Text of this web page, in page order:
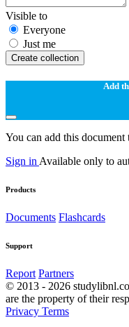
Visible to
Everyone
Just me
Create collection
Add
You can add this document
Sign in Available only to
Products
Documents Flashcards
Support
Report Partners
© 2013 - 2026
are the property of their
Privacy Terms